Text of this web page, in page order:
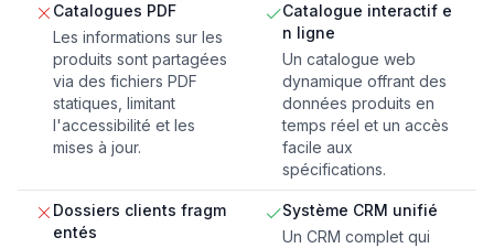
Catalogues PDF
Les informations sur les
produits sont partagées
via des fichiers PDF
statiques, limitant
l'accessibilité et les
mises à jour.
Catalogue interactif e
n ligne
Un catalogue web
dynamique offrant des
données produits en
temps réel et un accès
facile aux
spécifications.
Dossiers clients fragm
entés
Système CRM unifié
Un CRM complet qui